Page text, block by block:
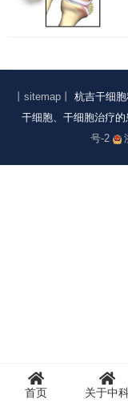
丨sitemap丨
杭吉干细
干细胞、干细胞治疗
号-2
首页 关于中